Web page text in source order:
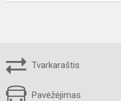
Tvarkaraštis
Pavėžėjimas